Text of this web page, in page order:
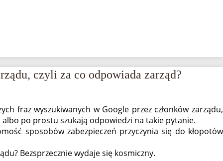
czyli za co odpowiada zarząd?
fraz wyszukiwanych w Google przez członków zarządu,
po prostu szukają odpowiedzi na takie pytanie.
sposobów zabezpieczeń przyczynia się do kłopotów
Bezsprzecznie wydaje się kosmiczny.